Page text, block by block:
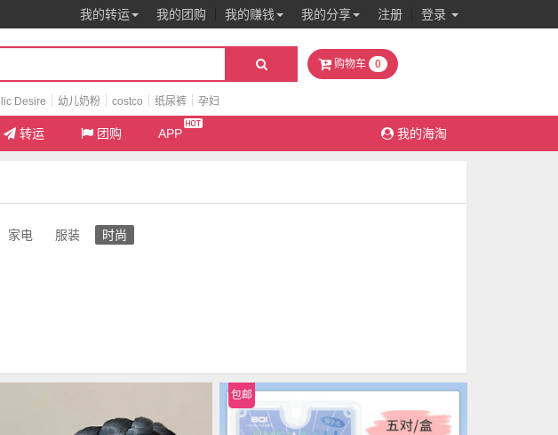
我的转运 我的团购 我的赚钱 我的分享 注册 登录
Desire 幼儿奶粉 costco 纸尿裤 孕妇
购物车 0
转运 团购 APP 我的海淘
家电 服装 时尚
包邮